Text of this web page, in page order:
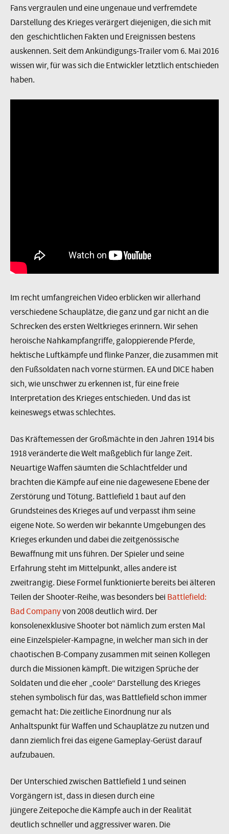
Fans vergraulen und eine ungenaue und verfremdete
Darstellung des Krieges verärgert diejenigen, die sich mit
den geschichtlichen Fakten und Ereignissen bestens
auskennen. Seit dem Ankündigungs-Trailer vom 6. Mai 2016
wissen wir, für was sich die Entwickler letztlich entschieden
haben.
Im recht umfangreichen Video erblicken wir allerhand
verschiedene Schauplätze, die ganz und gar nicht an die
Schrecken des ersten Weltkrieges erinnern. Wir sehen
heroische Nahkampfangriffe, galoppierende Pferde,
hektische Luftkämpfe und flinke Panzer, die zusammen mit
den Fußsoldaten nach vorne stürmen. EA und DICE haben
sich, wie unschwer zu erkennen ist, für eine freie
Interpretation des Krieges entschieden. Und das ist
keineswegs etwas schlechtes.
Das Kräftemessen der Großmächte in den Jahren 1914 bis
1918 veränderte die Welt maßgeblich für lange Zeit.
Neuartige Waffen säumten die Schlachtfelder und
brachten die Kämpfe auf eine nie dagewesene Ebene der
Zerstörung und Tötung. Battlefield 1 baut auf den
Grundsteines des Krieges auf und verpasst ihm seine
eigene Note. So werden wir bekannte Umgebungen des
Krieges erkunden und dabei die zeitgenössische
Bewaffnung mit uns führen. Der Spieler und seine
Erfahrung steht im Mittelpunkt, alles andere ist
zweitrangig. Diese Formel funktionierte bereits bei älteren
Teilen der Shooter-Reihe, was besonders bei Battlefield:
Bad Companyvon 2008 deutlich wird. Der
konsolenexklusive Shooter bot nämlich zum ersten Mal
eine Einzelspieler-Kampagne, in welcher man sich in der
chaotischen B-Company zusammen mit seinen Kollegen
durch die Missionen kämpft. Die witzigen Sprüche der
Soldaten und die eher „coole“ Darstellung des Krieges
stehen symbolisch für das, was Battlefield schon immer
gemacht hat: Die zeitliche Einordnung nur als
Anhaltspunkt für Waffen und Schauplätze zu nutzen und
dann ziemlich frei das eigene Gameplay-Gerüst darauf
aufzubauen.
Der Unterschied zwischen Battlefield 1 und seinen
Vorgängern ist, dass in diesen durch eine
jüngere Zeitepoche die Kämpfe auch in der Realität
deutlich schneller und aggressiver waren. Die